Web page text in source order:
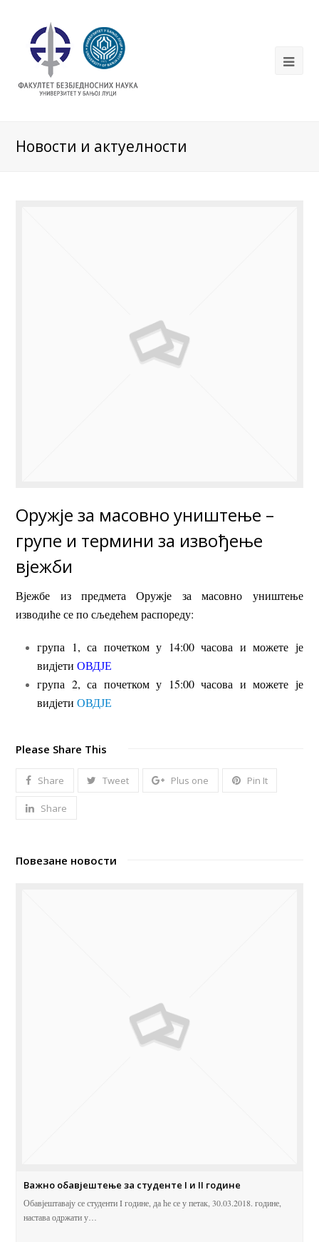
Новости и актуелности
Оружје за масовно уништење –
групе и термини за извођење
вјежби
Вјежбе из предмета Оружје за масовно уништење
изводиће се по сљедећем распореду:
група 1, са почетком у 14:00 часова и можете је
видјетиОВДЈЕ
група 2, са почетком у 15:00 часова и можете је
видјетиОВДЈЕ
Please Share This
Share Tweet Plus one Pin It
Share
Повезане новости
Важно обавјештење за студенте I и II године
Обавјештавају се студенти I године, да ће се у петак, 30.03.2018. године,
настава одржати у…